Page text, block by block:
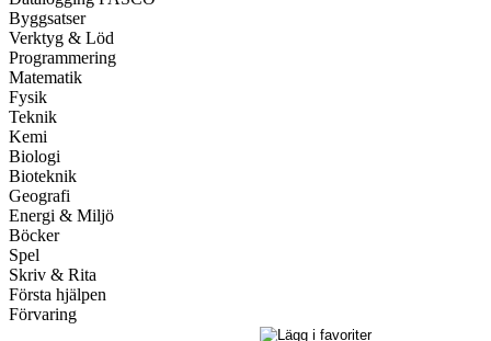
Byggsatser
Verktyg & Löd
Programmering
Matematik
Fysik
Teknik
Kemi
Biologi
Bioteknik
Geografi
Energi & Miljö
Böcker
Spel
Skriv & Rita
Första hjälpen
Förvaring